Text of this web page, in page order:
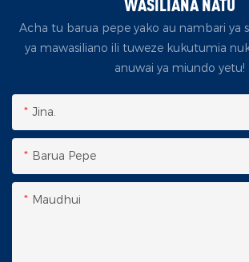
WASILIANA NATU
Acha tu barua pepe yako au nambari ya
ya mawasiliano ili tuweze kukutumia
anuwai ya miundo yetu!
Jina.
Barua Pepe
Maudhui